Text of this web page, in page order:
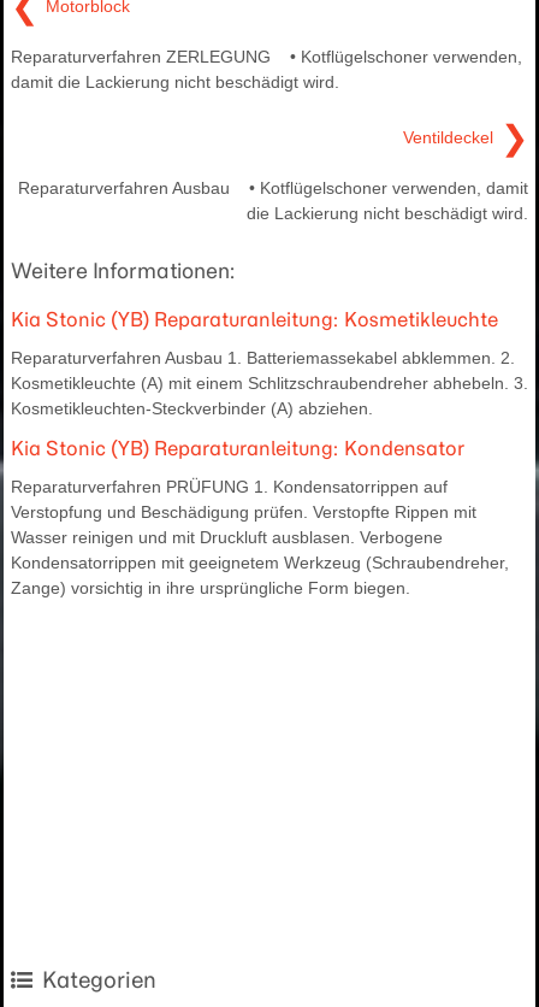
Motorblock
Reparaturverfahren ZERLEGUNG • Kotflügelschoner verwenden,
damit die Lackierung nicht beschädigt wird.
Ventildeckel ❯
Reparaturverfahren Ausbau • Kotflügelschoner verwenden, damit
die Lackierung nicht beschädigt wird.
Weitere Informationen:
Kia Stonic (YB) Reparaturanleitung: Kosmetikleuchte
Reparaturverfahren Ausbau 1. Batteriemassekabel abklemmen. 2.
Kosmetikleuchte (A) mit einem Schlitzschraubendreher abhebeln. 3.
Kosmetikleuchten-Steckverbinder (A) abziehen.
Kia Stonic (YB) Reparaturanleitung: Kondensator
Reparaturverfahren PRÜFUNG 1. Kondensatorrippen auf
Verstopfung und Beschädigung prüfen. Verstopfte Rippen mit
Wasser reinigen und mit Druckluft ausblasen. Verbogene
Kondensatorrippen mit geeignetem Werkzeug (Schraubendreher,
Zange) vorsichtig in ihre ursprüngliche Form biegen.
Kategorien